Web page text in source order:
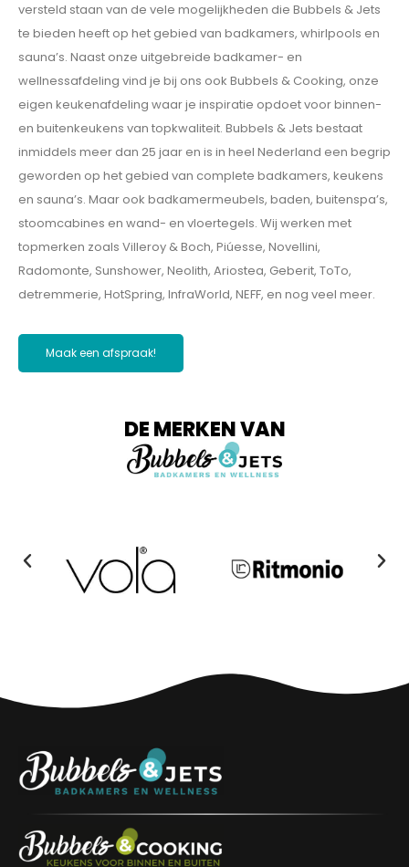
versteld staan van de vele mogelijkheden die Bubbels & Jets
te bieden heeft op het gebied van badkamers, whirlpools en
sauna’s. Naast onze uitgebreide badkamer- en
wellnessafdeling vind je bij ons ook Bubbels & Cooking, onze
eigen keukenafdeling waar je inspiratie opdoet voor binnen-
en buitenkeukens van topkwaliteit. Bubbels & Jets bestaat
inmiddels meer dan 25 jaar en is in heel Nederland een begrip
geworden op het gebied van complete badkamers, keukens
en sauna’s. Maar ook badkamermeubels, baden, buitenspa’s,
stoomcabines en wand- en vloertegels. Wij werken met
topmerken zoals Villeroy & Boch, Piúesse, Novellini,
Radomonte, Sunshower, Neolith, Ariostea, Geberit, ToTo,
detremmerie, HotSpring, InfraWorld, NEFF, en nog veel meer.
Maak een afspraak!
DE MERKEN VAN